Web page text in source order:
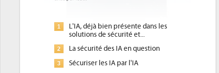
L'IA, déjà bien présente dans les
solutions de sécurité et...
La sécurité des IA en question
Sécuriser les IA par l'IA
1
Qu'est-ce que la
2
DEE, une pression